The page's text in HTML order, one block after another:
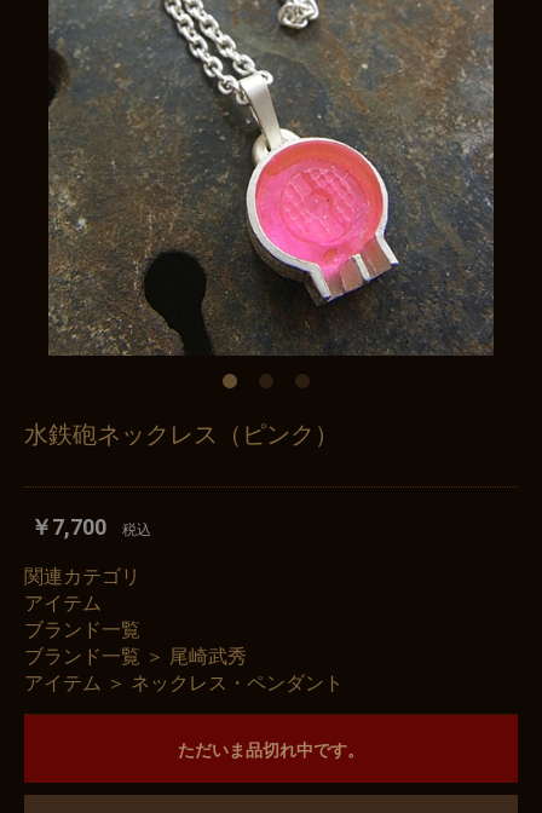
水鉄砲ネックレス（ピンク）
￥7,700 税込
関連カテゴリ
アイテム
ブランド一覧
ブランド一覧 ＞ 尾崎武秀
アイテム ＞ ネックレス・ペンダント
ただいま品切れ中です。